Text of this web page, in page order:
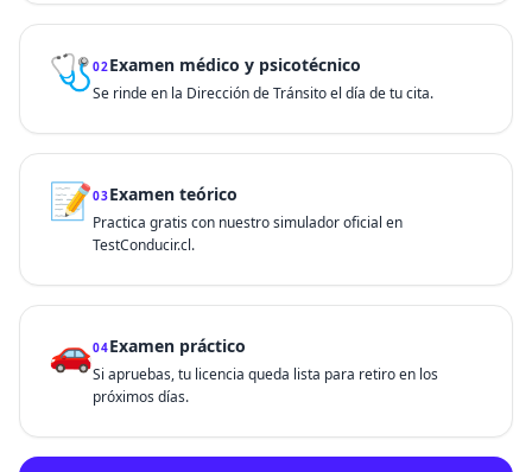
🩺02Examen médico y psicotécnico
Se rinde en la Dirección de Tránsito el día de tu cita.
📝03Examen teórico
Practica gratis con nuestro simulador oficial en
TestConducir.cl.
🚗04Examen práctico
Si apruebas, tu licencia queda lista para retiro en los
próximos días.